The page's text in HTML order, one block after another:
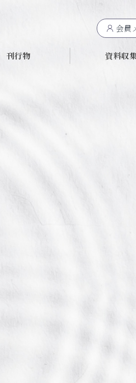
会員
刊行物 資料収